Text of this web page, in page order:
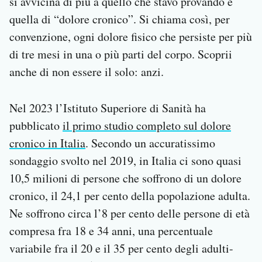
quella di “dolore cronico”. Si chiama così, per
convenzione, ogni dolore fisico che persiste per più
di tre mesi in una o più parti del corpo. Scoprii
anche di non essere il solo: anzi.
Nel 2023 l’Istituto Superiore di Sanità ha
pubblicatoil primo studio completo sul dolore
cronico in Italia. Secondo un accuratissimo
sondaggio svolto nel 2019, in Italia ci sono quasi
10,5 milioni di persone che soffrono di un dolore
cronico, il 24,1 per cento della popolazione adulta.
Ne soffrono circa l’8 per cento delle persone di età
compresa fra 18 e 34 anni, una percentuale
variabile fra il 20 e il 35 per cento degli adulti-